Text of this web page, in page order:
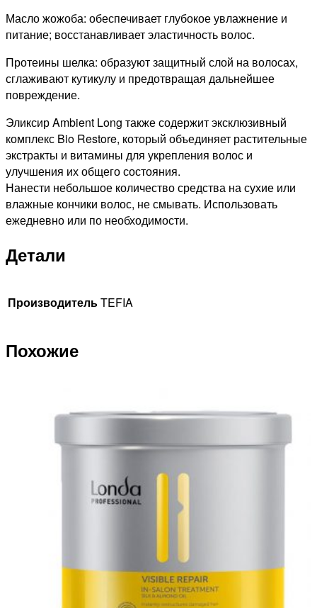
Масло жожоба: обеспечивает глубокое увлажнение и
питание; восстанавливает эластичность волос.
Протеины шелка: образуют защитный слой на волосах,
сглаживают кутикулу и предотвращая дальнейшее
повреждение.
Эликсир Ambient Long также содержит эксклюзивный
комплекс Bio Restore, который объединяет растительные
экстракты и витамины для укрепления волос и
улучшения их общего состояния.
Нанести небольшое количество средства на сухие или
влажные кончики волос, не смывать. Использовать
ежедневно или по необходимости.
Детали
ПроизводительTEFIA
Похожие